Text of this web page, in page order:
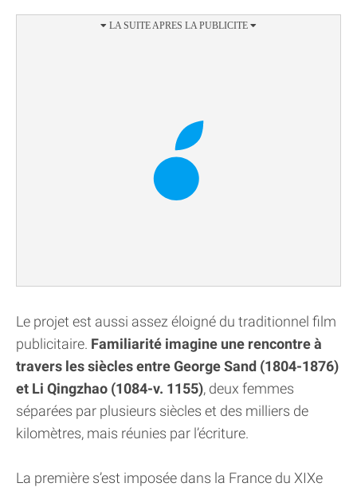
Le projet est aussi assez éloigné du traditionnel film
publicitaire. Familiarité imagine une rencontre à
travers les siècles entre George Sand (1804-1876)
et Li Qingzhao (1084-v. 1155), deux femmes
séparées par plusieurs siècles et des milliers de
kilomètres, mais réunies par l’écriture.
La première s’est imposée dans la France du XIXe